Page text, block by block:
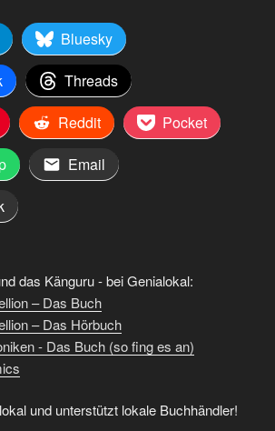
Bluesky
Threads
Reddit
Pocket
Email
das Känguru - bei Genialokal:
– Das Buch
– Das Hörbuch
- Das Buch (so fing es an)
und unterstützt lokale Buchhändler!